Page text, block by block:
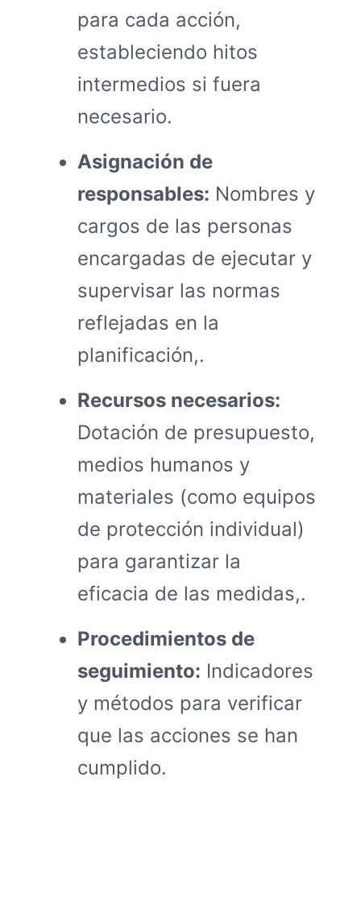
para cada acción,
estableciendo hitos
intermedios si fuera
necesario.
Asignación de
responsables: Nombres y
cargos de las personas
encargadas de ejecutar y
supervisar las normas
reflejadas en la
planificación,.
Recursos necesarios:
Dotación de presupuesto,
medios humanos y
materiales (como equipos
de protección individual)
para garantizar la
eficacia de las medidas,.
Procedimientos de
seguimiento: Indicadores
y métodos para verificar
que las acciones se han
cumplido.